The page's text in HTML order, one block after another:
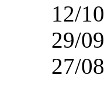
12/
29/
27/